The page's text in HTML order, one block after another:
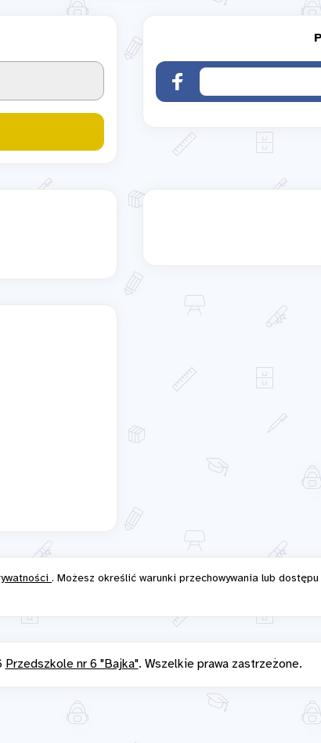
. Możesz określić warunki przechowywania lub
Przedszkole nr 6 "Bajka". Wszelkie prawa zastrzeżone.